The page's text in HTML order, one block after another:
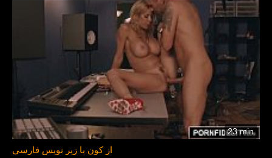
23 min
از کون با زیر نویس فارسی